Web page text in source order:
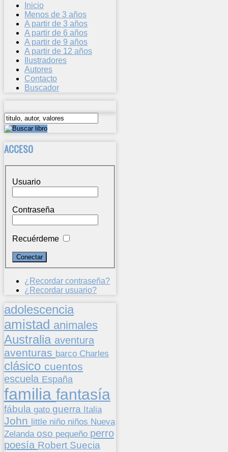
Inicio
Menos de 3 años
A partir de 3 años
A partir de 6 años
A partir de 9 años
A partir de 12 años
Ilustradores
Autores
Contacto
Buscador
ACCESO
Usuario
Contraseña
Recuérdeme
¿Recordar contraseña?
¿Recordar usuario?
adolescencia
amistad animales
Australia aventura
aventuras barco Charles
clásico cuentos
escuela España
familia fantasía
fábula gato guerra Italia
John little niño niños Nueva
Zelanda oso pequeño perro
poesía Robert Suecia